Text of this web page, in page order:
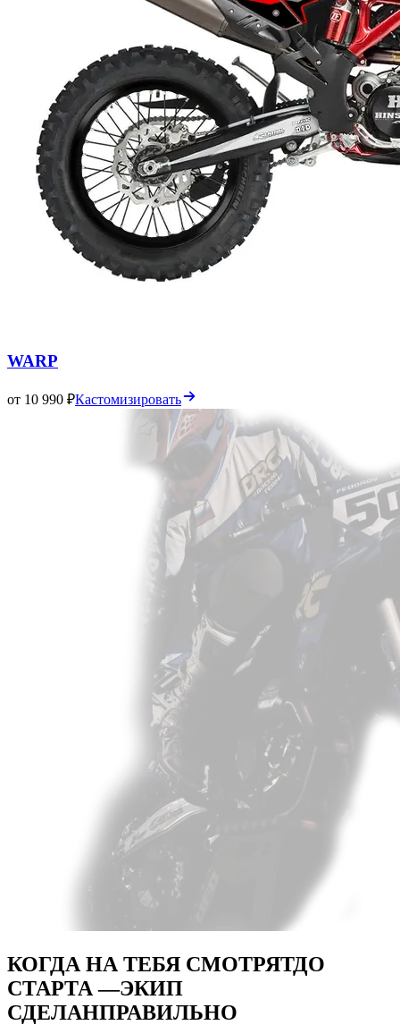
WARP
от 10 990 ₽Кастомизировать
КОГДА НА ТЕБЯ СМОТРЯТДО
СТАРТА —ЭКИП
СДЕЛАНПРАВИЛЬНО